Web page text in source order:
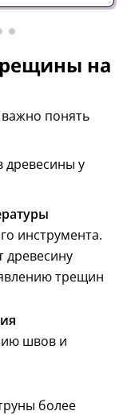
на
понять
древесины у
инструмента.
древесину
трещин
швов и
более